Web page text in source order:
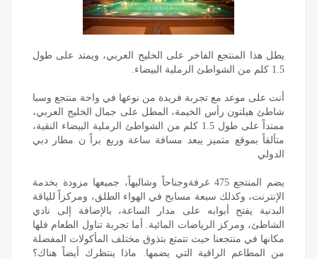
يطل هذا المنتجع الفاخر على الخليج العربي، ويمتد على طول
1.5 كلم من الشواطئ الرملية البيضاء.
أنت على موعد مع تجربة فريدة من نوعها في واحة منتجع وسبا
شاطئ هيلتون رأس الخيمة، المطل على جمال الخليج العربي،
ممتداً على طول 1.5 كلم من الشواطئ الرملية البيضاء النقية،
متألقاً بموقع متميز يبعد مسافة ساعة وربع براً ن مطار دبي
الدولي
يضم المنتجع 475 غرفةوجناحاً وشاليهاً، جميعها مزودة بخدمة
الإنترنت، وكذلك سبعة مسابح في الهواء الطلق، ومركزاً للياقة
البدنية يفتح أبوابه على مدار الساعة، بالإضافة إلى نادي
الشاطئ، ومركز الرياضات المائية. أما تجربة تناول الطعام فلها
مكانها في منتجعنا حيث تتمتع بتذوق مختلف المأكولات المفضلة
من المطاعم الراقية التي يضمها. ماذا ينتظرك أيضاً هناك؟